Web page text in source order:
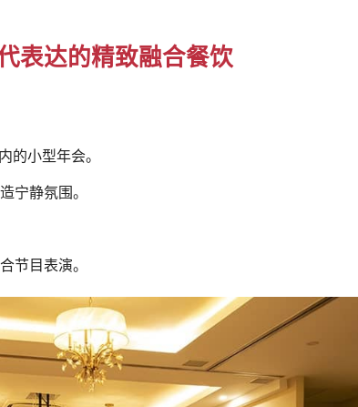
表达的精致融合餐饮
的小型年会。
宁静氛围。
节目表演。